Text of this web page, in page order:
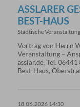
ASSLARER
EST-HAUS
Städtische Veranstaltung
Vortrag von Herrn
Veranstaltung –
asslar.de, Tel.
Best-Haus,
18.06.2026 14:30